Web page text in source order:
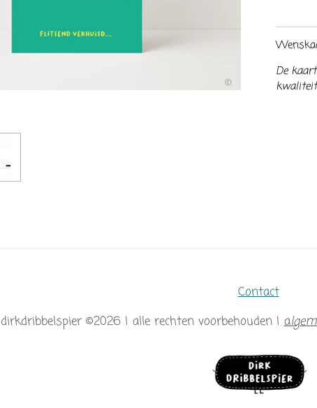
De
Contact
dirkdribbelspier ©2026 | alle rechten voorbehouden |a